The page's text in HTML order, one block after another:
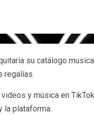
su catálogo
regalías.
y música en
la plataforma.